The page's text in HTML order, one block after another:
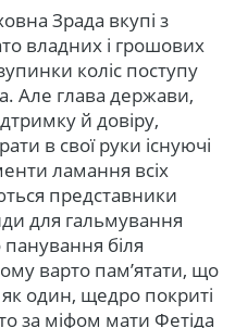
Зрада вкупі з
владних і грошових
коліс поступу
Але глава держави,
й довіру,
в свої руки існуючі
ламання всіх
представники
для гальмування
біля
варто пам’ятати, що
як один, щедро покриті
за міфом мати Фетіда